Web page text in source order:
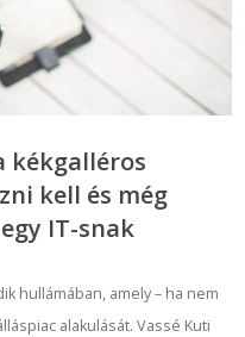
kékgalléros
kell és még
IT-snak
hullámában, amely – ha nem
alakulását. Vassé Kuti